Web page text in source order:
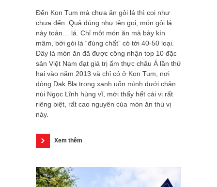
Đến Kon Tum mà chưa ăn gỏi lá thì coi như
chưa đến. Quả đúng như tên gọi, món gỏi lá
này toàn… lá. Chỉ một món ăn mà bày kín
mâm, bởi gỏi lá “đúng chất” có tới 40-50 loại.
Đây là món ăn đã được công nhận top 10 đặc
sản Việt Nam đạt giá trị ẩm thực châu Á lần thứ
hai vào năm 2013 và chỉ có ở Kon Tum, nơi
dòng Dak Bla trong xanh uốn mình dưới chân
núi Ngọc Lĩnh hùng vĩ, mới thấy hết cái vị rất
riêng biệt, rất cao nguyên của món ăn thú vị
này.
Xem thêm